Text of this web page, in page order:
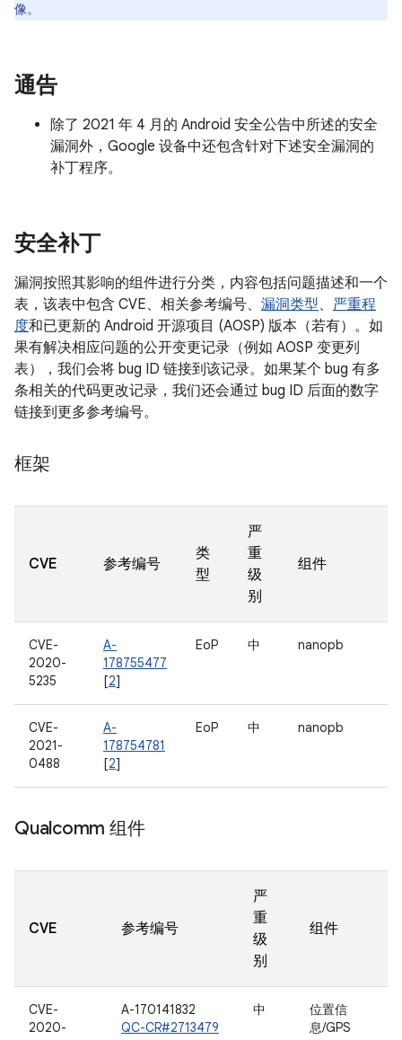
像。
通告
除了 2021 年 4 月的 Android 安全公告中所述的安全
漏洞外，Google 设备中还包含针对下述安全漏洞的
补丁程序。
安全补丁
漏洞按照其影响的组件进行分类，内容包括问题描述和一个
表，该表中包含 CVE、相关参考编号、 漏洞类型、 严重程
度和已更新的 Android 开源项目 (AOSP) 版本（若有）。如
果有解决相应问题的公开变更记录（例如 AOSP 变更列
表），我们会将 bug ID 链接到该记录。如果某个 bug 有多
条相关的代码更改记录，我们还会通过 bug ID 后面的数字
链接到更多参考编号。
框架
CVE 参考编号
类
型
严
重
级
别
组件
CVE-
2020-
5235
A-
178755477
[2]
EoP 中 nanopb
CVE-
2021-
0488
A-
178754781
[2]
EoP 中 nanopb
Qualcomm 组件
CVE 参考编号
严
重
级
别
组件
CVE-
2020-
A-170141832
QC-CR#2713479
中
位置信
息/GPS